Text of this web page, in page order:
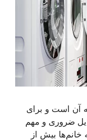
آن است و برای
ضروری و مهم
بیش از